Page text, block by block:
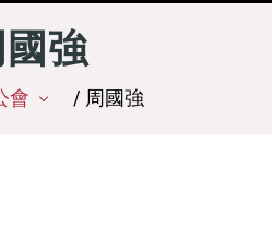
強
會 / 周國強